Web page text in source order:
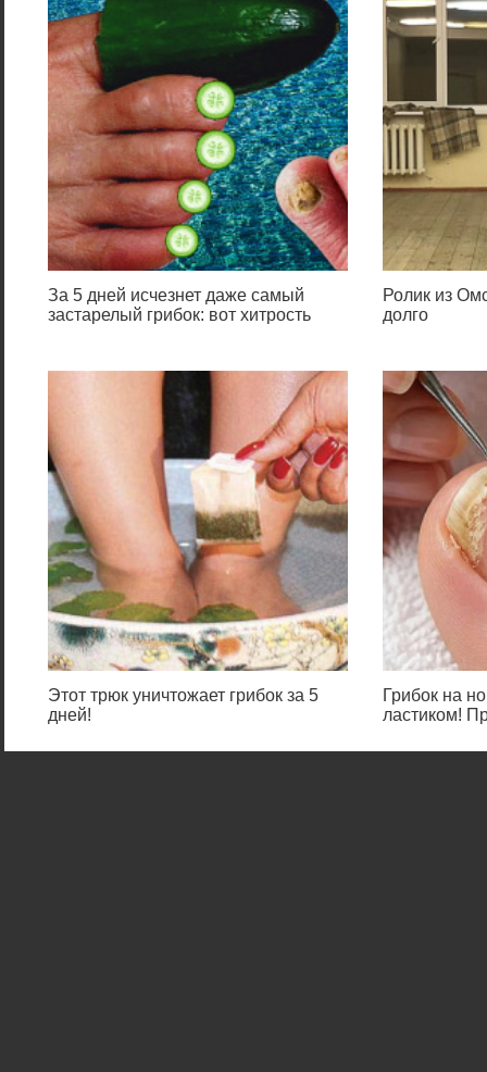
За 5 дней исчезнет даже самый
застарелый грибок: вот хитрость
Ролик из
долго
Этот трюк уничтожает грибок за 5
дней!
Грибок на
ластиком!